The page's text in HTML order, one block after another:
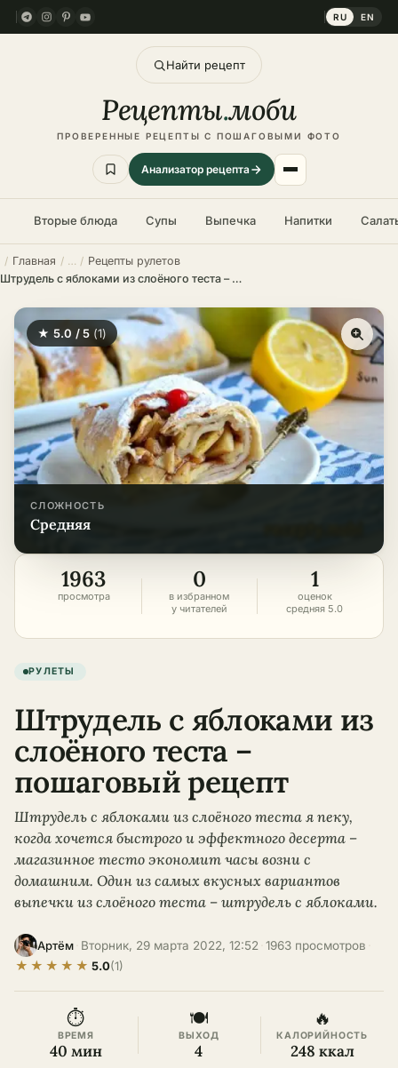
RU EN
Найти рецепт
Рецепты.моби
ПРОВЕРЕННЫЕ РЕЦЕПТЫ С ПОШАГОВЫМИ ФОТО
Анализатор рецепта
Вторые блюда Супы Выпечка Напитки
Главная
Рецепты рулетов
Штрудель с яблоками из слоёного теста – пошаговый рецепт
★ 5.0 / 5 (1)
СЛОЖНОСТЬ
средняя
1963
просмотра
0
в избранном
у читателей
1
оценок
средняя 5.0
РУЛЕТЫ
Штрудель с яблоками из
слоёного теста –
пошаговый рецепт
Штрудель с яблоками из слоёного теста я пеку,
когда хочется быстрого и эффектного десерта –
магазинное тесто экономит часы возни с
домашним. Один из самых вкусных вариантов
выпечки из слоёного теста – штрудель с яблоками.
Артём Вторник, 29 марта 2022, 12:52 1963 просмотров
★ ★ ★ ★ ★ 5.0(1)
⏱
ВРЕМЯ
40 мин
🍽
ВЫХОД
4
🔥
КАЛОРИЙНОСТЬ
248 ккал